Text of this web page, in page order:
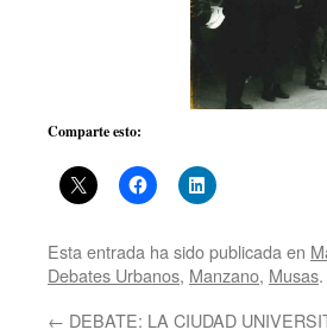
Comparte esto:
Esta entrada ha sido publicada en
Debates Urbanos, Manzano, Musas
← DEBATE: LA CIUDAD